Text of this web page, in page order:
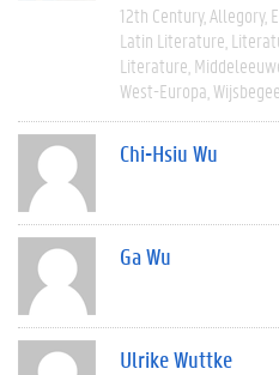
12th Century Allegory
Latin Literature
Literature
West-Europa
Chi-Hsiu Wu
Ga Wu
Ulrike Wuttke